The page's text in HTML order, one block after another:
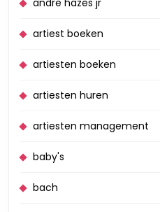
andre hazes jr
artiest boeken
artiesten boeken
artiesten huren
artiesten management
baby's
bach